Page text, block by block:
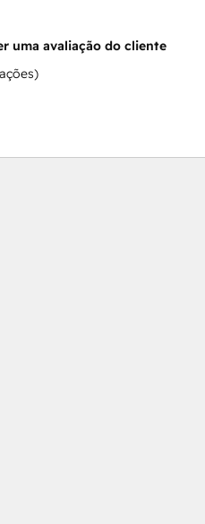
uma avaliação do cliente